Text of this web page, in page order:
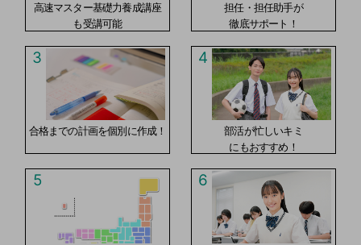
高速マスター基礎力養成講座
も受講可能
担任・担任助手が
徹底サポート！
3
合格までの計画を個別に作成！
4
部活が忙しいキミ
にもおすすめ！
5 6